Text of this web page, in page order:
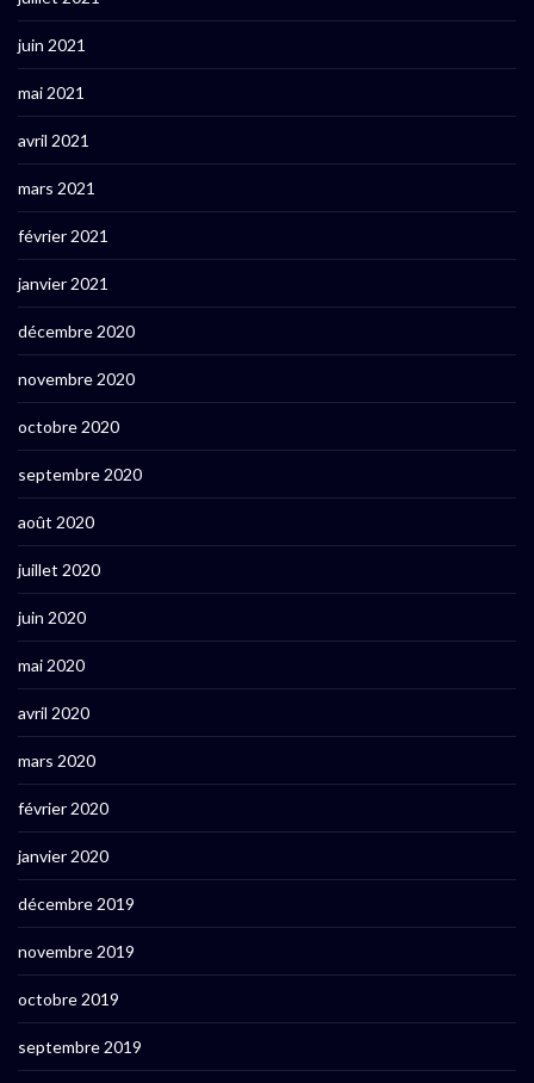
juin 2021
mai 2021
avril 2021
mars 2021
février 2021
janvier 2021
décembre 2020
novembre 2020
octobre 2020
septembre 2020
août 2020
juillet 2020
juin 2020
mai 2020
avril 2020
mars 2020
février 2020
janvier 2020
décembre 2019
novembre 2019
octobre 2019
septembre 2019